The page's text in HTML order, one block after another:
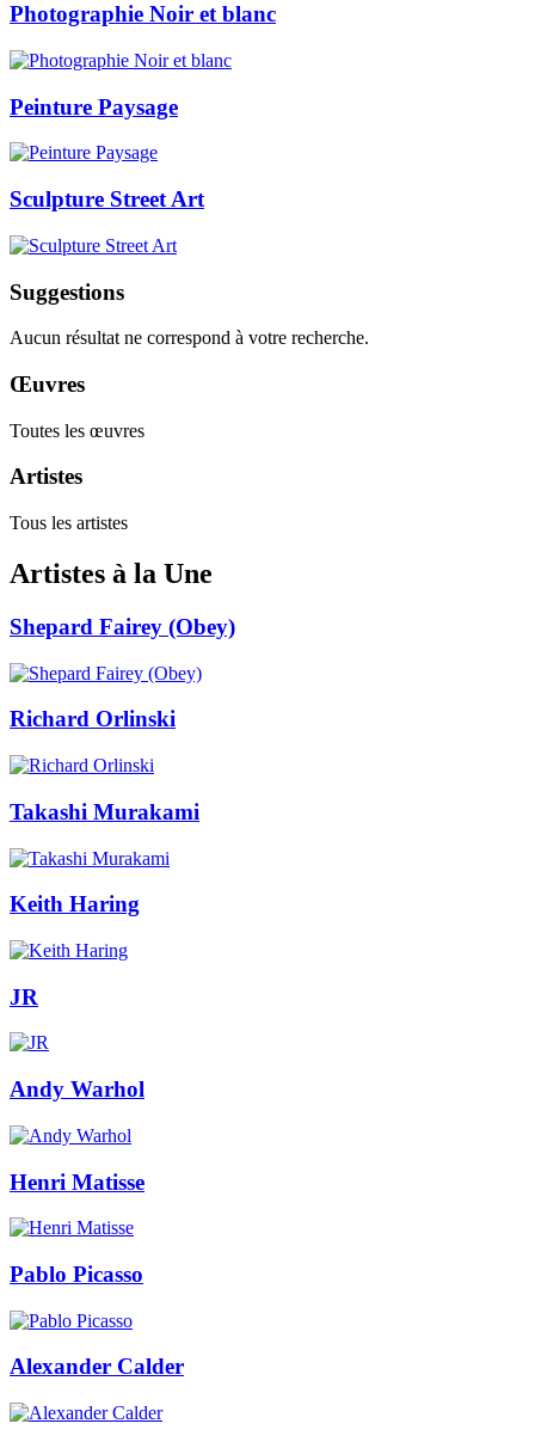
Photographie Noir et blanc
Peinture Paysage
Sculpture Street Art
Suggestions
Aucun résultat ne correspond à votre recherche.
Œuvres
Toutes les œuvres
Artistes
Tous les artistes
Artistes à la Une
Shepard Fairey (Obey)
Richard Orlinski
Takashi Murakami
Keith Haring
JR
Andy Warhol
Henri Matisse
Pablo Picasso
Alexander Calder